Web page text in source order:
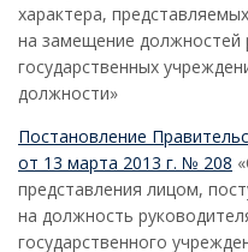
характера,
на замещение должностей
государственных
должности»
Постановление
от 13 марта 2013 г. № 208
представления лицом,
на должность
государственного